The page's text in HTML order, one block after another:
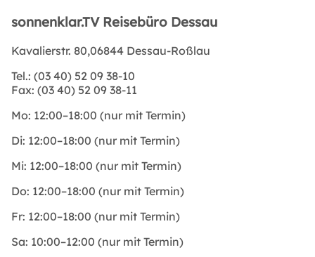
sonnenklar.TV Reisebüro Dessau
Kavalierstr. 80,06844 Dessau-Roßlau
Tel.: (03 40) 52 09 38-10
Fax: (03 40) 52 09 38-11
Mo: 12:00–18:00 (nur mit Termin)
Di: 12:00–18:00 (nur mit Termin)
Mi: 12:00–18:00 (nur mit Termin)
Do: 12:00–18:00 (nur mit Termin)
Fr: 12:00–18:00 (nur mit Termin)
Sa: 10:00–12:00 (nur mit Termin)